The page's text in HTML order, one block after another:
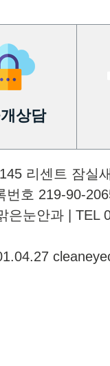
상담
리센트 잠실
번호 219-90-
은눈안과 | TEL